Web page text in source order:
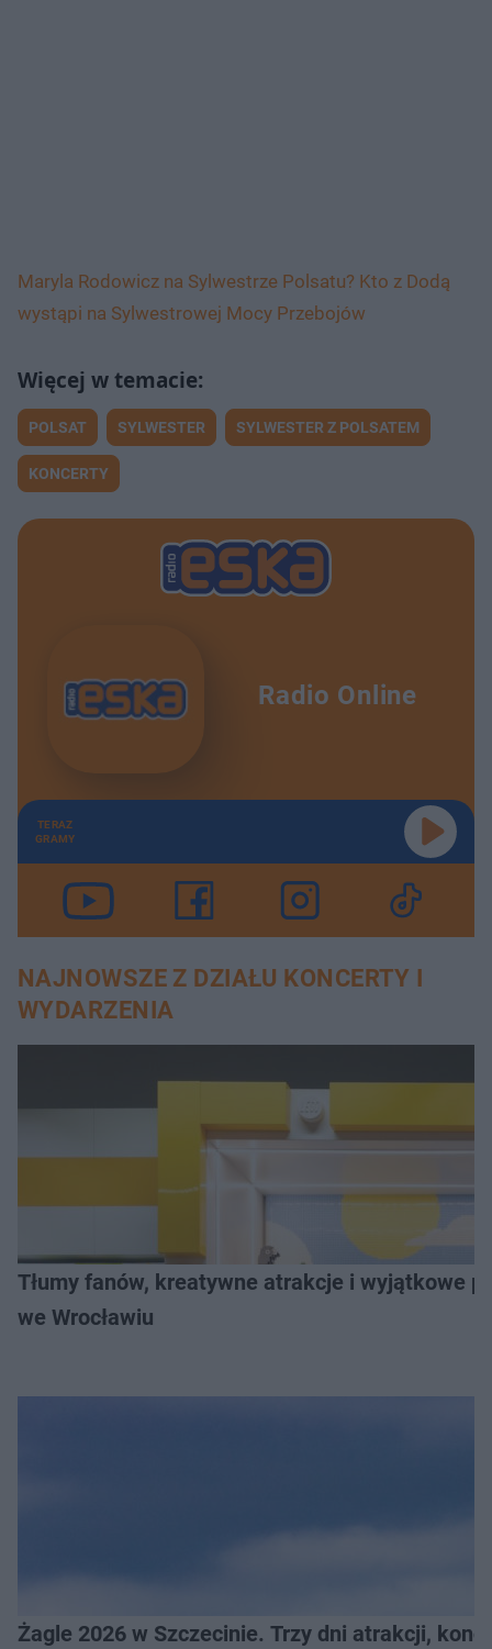
Maryla Rodowicz na Sylwestrze Polsatu? Kto z Dodą
wystąpi na Sylwestrowej Mocy Przebojów
POLSAT SYLWESTER SYLWESTER Z POLSATEM
KONCERTY
Radio Online
TERAZ
GRAMY
NAJNOWSZE Z DZIAŁU KONCERTY I
WYDARZENIA
Tłumy fanów, kreatywne atrakcje i wyjątkowe
we Wrocławiu
Żagle 2026 w Szczecinie. Trzy dni atrakcji,